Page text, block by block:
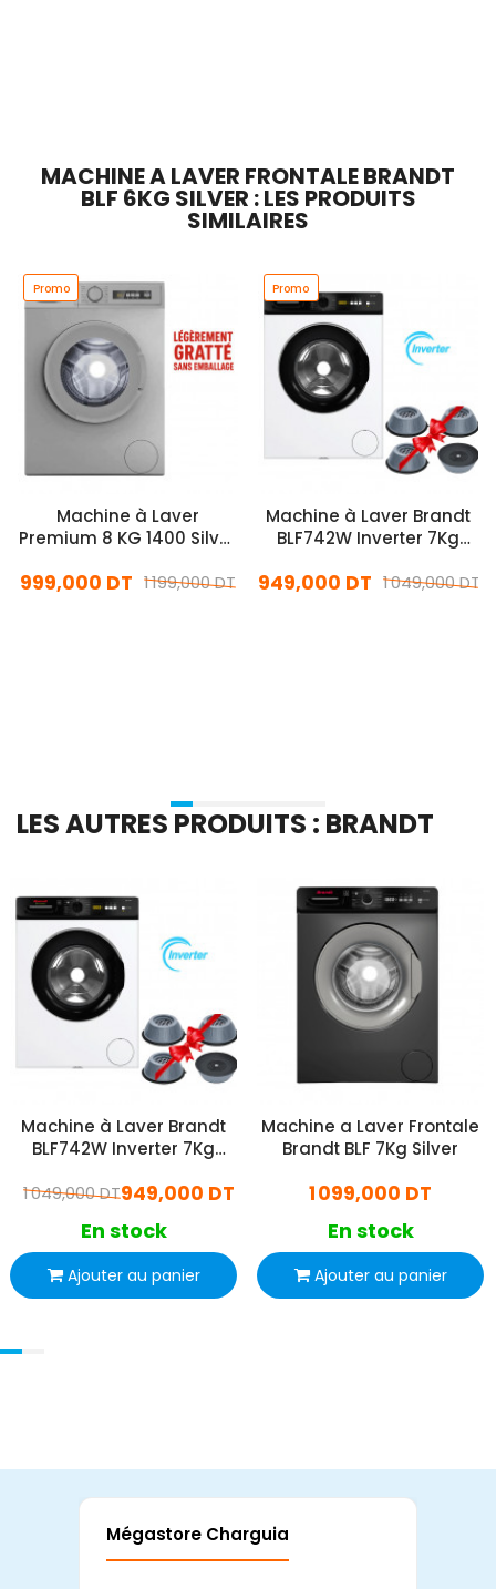
MACHINE A LAVER FRONTALE BRANDT
BLF 6KG SILVER : LES PRODUITS
SIMILAIRES
Promo
Machine à Laver
Premium 8 KG 1400 Silver
1 199,000 DT
999,000 DT
Promo
Machine à Laver Brandt
BLF742W Inverter 7Kg
1 049,000 DT
949,000 DT
LES AUTRES PRODUITS : BRANDT
Machine à Laver Brandt
BLF742W Inverter 7Kg
949,000 DT
1 049,000 DT
En stock
Ajouter au panier
Machine a Laver Frontale
Brandt BLF 7Kg Silver
1 099,000 DT
En stock
Ajouter au panier
Mégastore Charguia